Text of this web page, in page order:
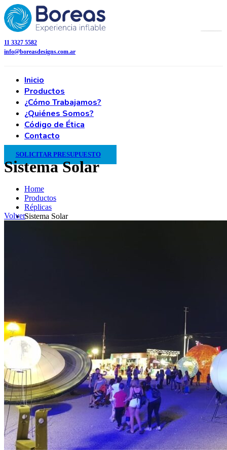
11 3327 5582
info@boreasdesigns.com.ar
Inicio
Productos
¿Cómo Trabajamos?
¿Quiénes Somos?
Código de Ética
Contacto
SOLICITAR PRESUPUESTO
Sistema Solar
Home
Productos
Réplicas
Sistema Solar
Volver